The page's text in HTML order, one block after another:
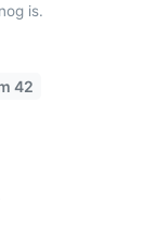
is.
42